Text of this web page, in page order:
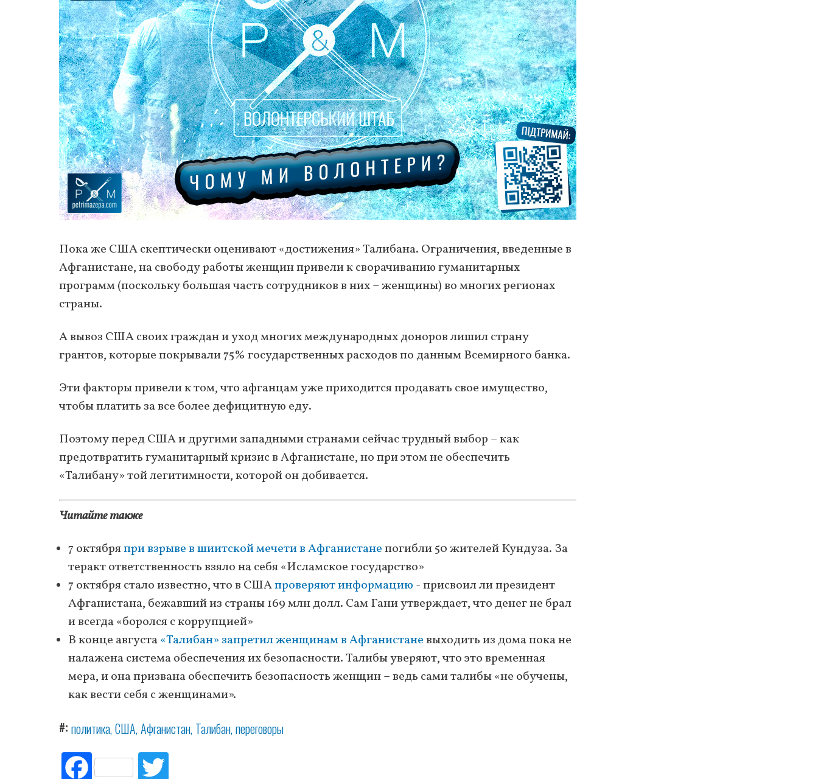
Пока же США скептически оценивают «достижения» Талибана. Ограничения, введенные в
Афганистане, на свободу работы женщин привели к сворачиванию гуманитарных
программ (поскольку большая часть сотрудников в них – женщины) во многих регионах
страны.
А вывоз США своих граждан и уход многих международных доноров лишил страну
грантов, которые покрывали 75% государственных расходов по данным Всемирного банка.
Эти факторы привели к том, что афганцам уже приходится продавать свое имущество,
чтобы платить за все более дефицитную еду.
Поэтому перед США и другими западными странами сейчас трудный выбор – как
предотвратить гуманитарный кризис в Афганистане, но при этом не обеспечить
«Талибану» той легитимности, которой он добивается.
Читайте также
7 октябряпри взрыве в шиитской мечети в Афганистанепогибли 50 жителей Кундуза. За
теракт ответственность взяло на себя «Исламское государство»
7 октября стало известно, что в СШАпроверяют информацию - присвоил ли президент
Афганистана, бежавший из страны 169 млн долл. Сам Гани утверждает, что денег не брал
и всегда «боролся с коррупцией»
В конце августа«Талибан» запретил женщинам в Афганистаневыходить из дома пока не
налажена система обеспечения их безопасности. Талибы уверяют, что это временная
мера, и она призвана обеспечить безопасность женщин – ведь сами талибы «не обучены,
как вести себя с женщинами».
# политика США Афганистан Талибан переговоры
Fac